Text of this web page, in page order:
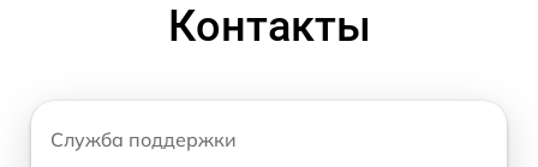
Контакты
Служба поддержки